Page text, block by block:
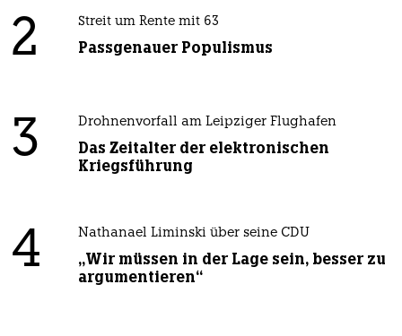
2 Streit um Rente mit 63
Passgenauer Populismus
3 Drohnenvorfall am Leipziger Flughafen
Das Zeitalter der elektronischen
Kriegsführung
4 Nathanael Liminski über seine CDU
„Wir müssen in der Lage sein, besser zu
argumentieren“